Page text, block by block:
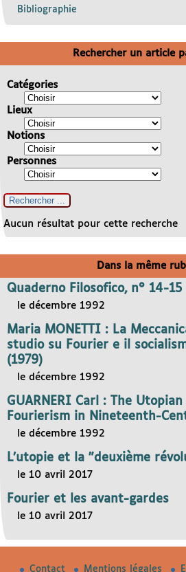
Bibliographie
Rechercher un article
Catégories
Lieux
Notions
Personnes
Aucun résultat pour cette recherche
Dans la même
Quaderno Filosofico, n° 14-15
le décembre 1992
Maria MONETTI : La
studio su Fourier e il
(1979)
le décembre 1992
GUARNERI Carl : The
Fourierism in Nineteenth-
le décembre 1992
L’utopie et la "deuxième
le 10 avril 2017
Fourier et les avant-gardes
le 10 avril 2017
Contact Mentions légales